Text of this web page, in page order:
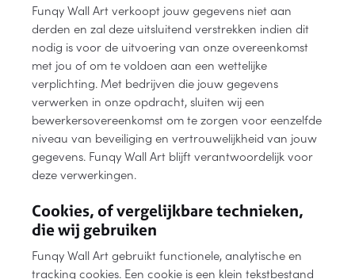
Funqy Wall Art verkoopt jouw gegevens niet aan
derden en zal deze uitsluitend verstrekken indien dit
nodig is voor de uitvoering van onze overeenkomst
met jou of om te voldoen aan een wettelijke
verplichting. Met bedrijven die jouw gegevens
verwerken in onze opdracht, sluiten wij een
bewerkersovereenkomst om te zorgen voor eenzelfde
niveau van beveiliging en vertrouwelijkheid van jouw
gegevens. Funqy Wall Art blijft verantwoordelijk voor
deze verwerkingen.
Cookies, of vergelijkbare technieken,
die wij gebruiken
Funqy Wall Art gebruikt functionele, analytische en
tracking cookies. Een cookie is een klein tekstbestand